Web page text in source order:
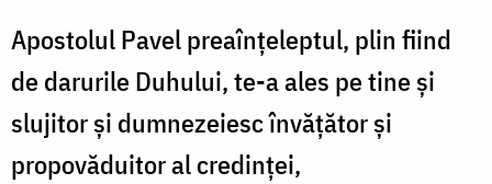
Apostolul Pavel preaînţeleptul, plin fiind
de darurile Duhului, te-a ales pe tine şi
slujitor şi dumnezeiesc învăţător şi
propovăduitor al credinţei,